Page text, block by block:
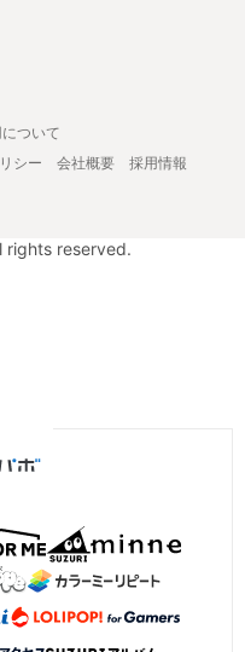
ついて
シー 会社概要
採用情報
rights reserved.